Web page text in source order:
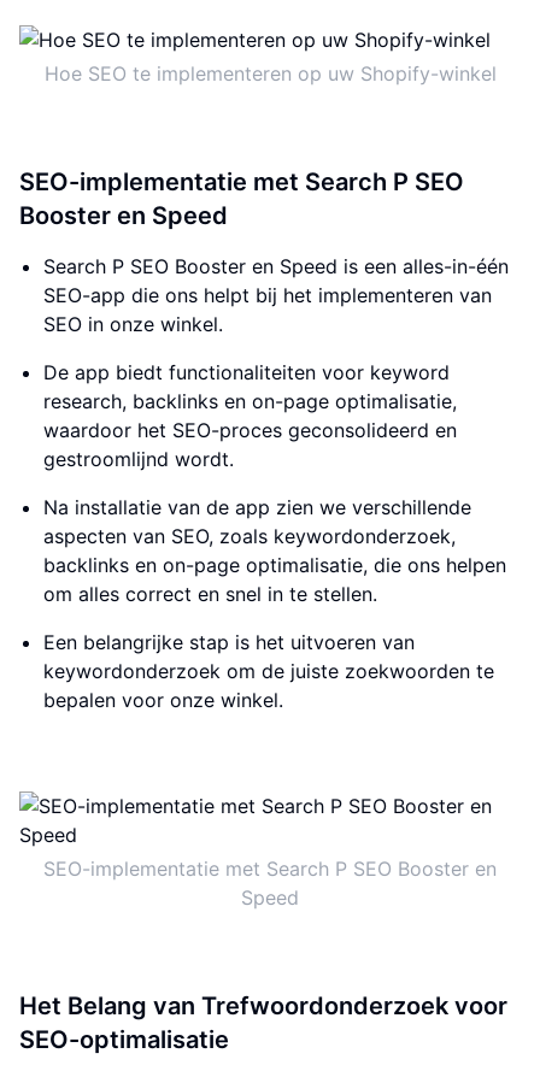
Hoe SEO te implementeren op uw Shopify-winkel
SEO-implementatie met Search P SEO
Booster en Speed
Search P SEO Booster en Speed is een alles-in-één
SEO-app die ons helpt bij het implementeren van
SEO in onze winkel.
De app biedt functionaliteiten voor keyword
research, backlinks en on-page optimalisatie,
waardoor het SEO-proces geconsolideerd en
gestroomlijnd wordt.
Na installatie van de app zien we verschillende
aspecten van SEO, zoals keywordonderzoek,
backlinks en on-page optimalisatie, die ons helpen
om alles correct en snel in te stellen.
Een belangrijke stap is het uitvoeren van
keywordonderzoek om de juiste zoekwoorden te
bepalen voor onze winkel.
SEO-implementatie met Search P SEO Booster en
Speed
Het Belang van Trefwoordonderzoek voor
SEO-optimalisatie